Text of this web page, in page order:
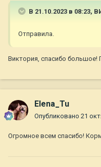
В 21.10.2023 в 08:23,
Отправила.
Виктория, спасибо большое!
Elena_Tu
Опубликовано 21
Огромное всем спасибо!